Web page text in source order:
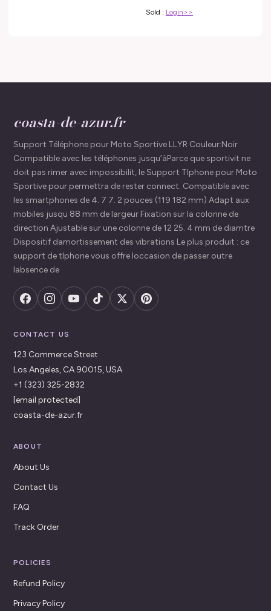
Sold : Login>>
coasta-de-azur.fr
Support Téléphone pour Moto Sportive LLYR Couleur:Noir
Compatible avec les téléphones jusqu’àParce que sportivit ne
doit pas rimer avec impossibilit, le Support Tlphone pour Moto
Sportive pour permettra de rester connect. Compatible avec
les smartphones de 4. 7 7. 2 pouces (119 182 mm) Adapt aux
mobiles jusqu 88 mm de largeur Fixation sur la colonne de
direction Ajustable sur une colonne de 12 25. 4 mm de diamtre
Dispositif damortissement des vibrations Le plus produit : ce
support de tlphone vous offre loccasion de passer outre
labsence de
CONTACT US
123 Commerce Street
Los Angeles, CA 90015, USA
+1 (323) 325-2832
[email protected]
coasta-de-azur.fr
ABOUT
About Us
Contact Us
FAQ
Track Order
POLICIES
Refund Policy
Privacy Policy